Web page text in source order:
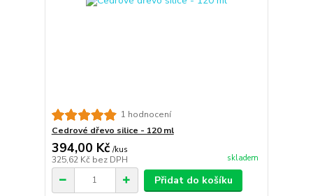
1 hodnocení
Cedrové dřevo silice - 120 ml
394,00 Kč /kus
325,62 Kč bez DPH skladem
Přidat do košíku